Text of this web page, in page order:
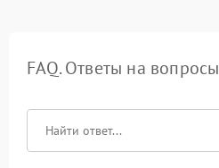
FAQ. Ответы на вопросы